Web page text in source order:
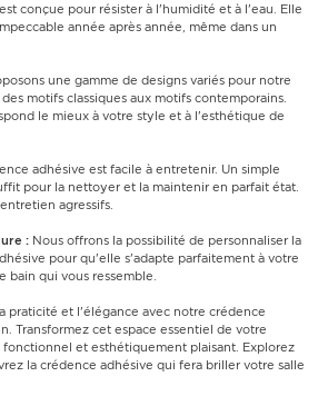
conçue pour résister à l'humidité et à l'eau. Elle
année après année, même dans un
une gamme de designs variés pour notre
motifs classiques aux motifs contemporains.
le mieux à votre style et à l'esthétique de
adhésive est facile à entretenir. Un simple
pour la nettoyer et la maintenir en parfait état.
agressifs.
: Nous offrons la possibilité de personnaliser la
pour qu'elle s'adapte parfaitement à votre
bain qui vous ressemble.
praticité et l'élégance avec notre crédence
Transformez cet espace essentiel de votre
fonctionnel et esthétiquement plaisant. Explorez
la crédence adhésive qui fera briller votre salle